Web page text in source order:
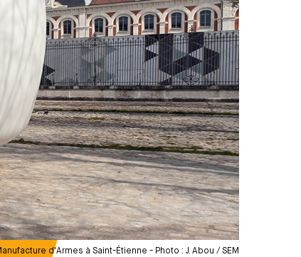
d'Armes à Saint-Étienne - Photo : J. Abou / SEM